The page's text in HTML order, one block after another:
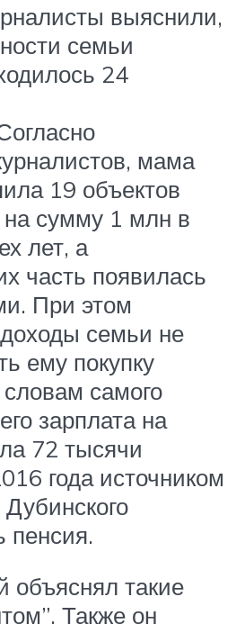
выяснили,
семьи
24
мама
19 объектов
сумму 1 млн в
лет, а
часть появилась
При этом
семьи не
ему покупку
самого
зарплата на
72 тысячи
года источником
пенсия.
объяснял такие
Также он